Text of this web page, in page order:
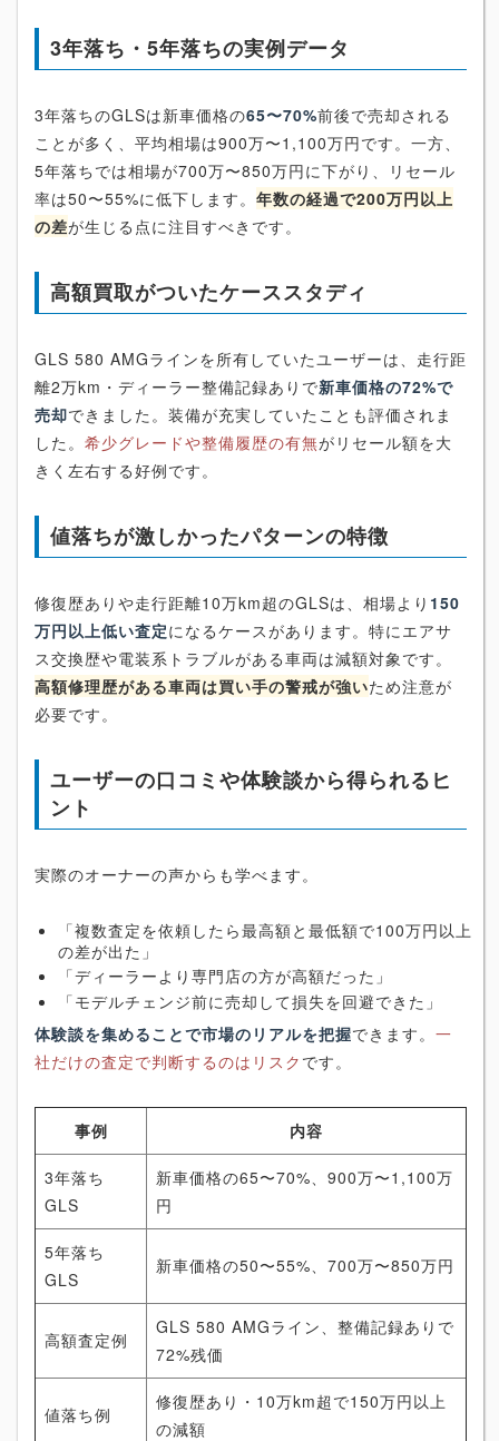
3年落ち・5年落ちの実例データ
3年落ちのGLSは新車価格の65〜70%前後で売却される
ことが多く、平均相場は900万〜1,100万円です。一方、
5年落ちでは相場が700万〜850万円に下がり、リセール
率は50〜55%に低下します。 年数の経過で200万円以上
の差が生じる点に注目すべきです。
高額買取がついたケーススタディ
GLS 580 AMGラインを所有していたユーザーは、走行距
離2万km・ディーラー整備記録ありで新車価格の72%で
売却できました。装備が充実していたことも評価されま
した。 希少グレードや整備履歴の有無がリセール額を大
きく左右する好例です。
値落ちが激しかったパターンの特徴
修復歴ありや走行距離10万km超のGLSは、相場より 150
万円以上低い査定になるケースがあります。特にエアサ
ス交換歴や電装系トラブルがある車両は減額対象です。
高額修理歴がある車両は買い手の警戒が強いため注意が
必要です。
ユーザーの口コミや体験談から得られるヒ
ント
実際のオーナーの声からも学べます。
「複数査定を依頼したら最高額と最低額で100万円以上
の差が出た」
「ディーラーより専門店の方が高額だった」
「モデルチェンジ前に売却して損失を回避できた」
体験談を集めることで市場のリアルを把握できます。 一
社だけの査定で判断するのはリスク です。
事例 内容
3年落ち
GLS
新車価格の65〜70%、900万〜1,100万
円
5年落ち
GLS
新車価格の50〜55%、700万〜850万円
高額査定例
GLS 580 AMGライン、整備記録ありで
72%残価
値落ち例
修復歴あり・10万km超で150万円以上
の減額